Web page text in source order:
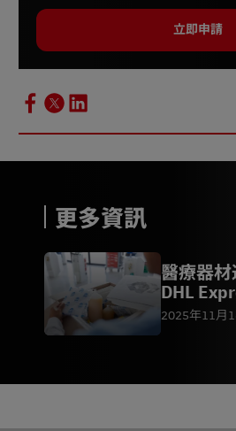
立即申請
更多資訊
醫療器
DHL
2025年11月